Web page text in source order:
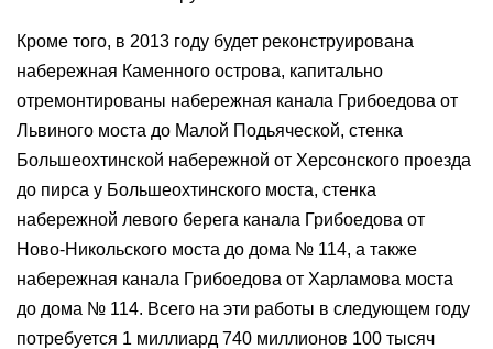
Кроме того, в 2013 году будет реконструирована
набережная Каменного острова, капитально
отремонтированы набережная канала Грибоедова от
Львиного моста до Малой Подьяческой, стенка
Большеохтинской набережной от Херсонского проезда
до пирса у Большеохтинского моста, стенка
набережной левого берега канала Грибоедова от
Ново-Никольского моста до дома № 114, а также
набережная канала Грибоедова от Харламова моста
до дома № 114. Всего на эти работы в следующем году
потребуется 1 миллиард 740 миллионов 100 тысяч